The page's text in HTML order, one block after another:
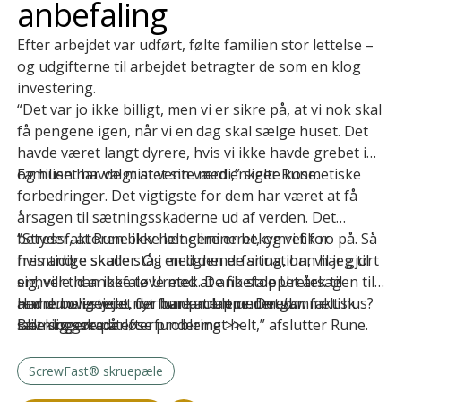
anbefaling
Efter arbejdet var udført, følte familien stor lettelse –
og udgifterne til arbejdet betragter de som en klog
investering.
“Det var jo ikke billigt, men vi er sikre på, at vi nok skal
få pengene igen, når vi en dag skal sælge huset. Det
havde været langt dyrere, hvis vi ikke havde grebet ind
og huset havde mistet sin værdi,” siger Rune.
Familien har valgt at vente med enkelte kosmetiske
forbedringer. Det vigtigste for dem har været at få
årsagen til sætningsskaderne ud af verden. Det
betyder, at Rune ikke længere er bekymret for
fremtidige skader. Og med den erfaring, han har gjort
sig, ville han ikke tøve med at anbefale Uretek til
andre boligejere, der har problemer med
sætningsskader.
“Stressfaktoren blev helt elimineret, og vi fik ro på. Så
hvis andre skulle stå i en lignende situation, vil jeg til
enhver tid anbefale Uretek. De fik stoppet årsagen til
revnerne i stedet for bare at lappe. Detkanfaktisk
lade sig gøre at løse problemet helt,” afslutter Rune.
Har du overvejet nyt fundament under gammelt hus?
Bliv klogere påefterfundering >>
ScrewFast® skruepæle